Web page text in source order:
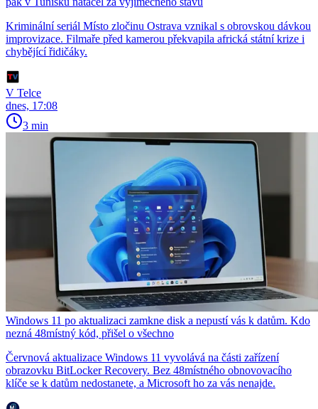
Kriminální seriál Místo zločinu Ostrava vznikal s obrovskou dávkou
improvizace. Filmaře před kamerou překvapila africká státní krize i
chybějící řidičáky.
V Telce
dnes, 17:08
3 min
Windows 11 po aktualizaci zamkne disk a nepustí vás k datům. Kdo
nezná 48místný kód, přišel o všechno
Červnová aktualizace Windows 11 vyvolává na části zařízení
obrazovku BitLocker Recovery. Bez 48místného obnovovacího
klíče se k datům nedostanete, a Microsoft ho za vás nenajde.